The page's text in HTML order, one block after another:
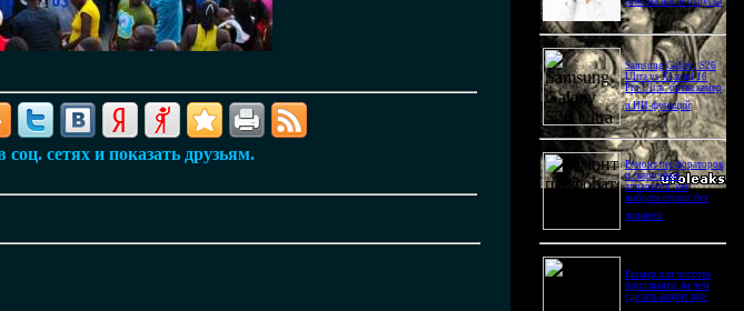
сетях и показать друзьям.
Samsung Galaxy S26
Ultra vs Xiaomi 16
Pro Ultra: битва камер
и ИИ-функций
Ремонт перфораторов
и сварочных
аппаратов: как
выбрать сервис без
лишнего
Размер или чистота
бриллианта: на чем
сделать акцент при